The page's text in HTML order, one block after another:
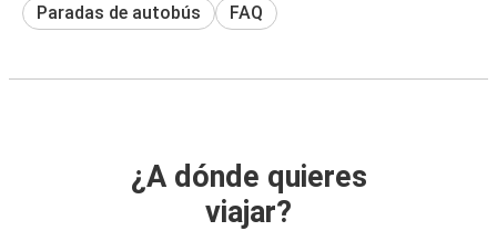
Paradas de autobús FAQ
¿A dónde quieres
viajar?